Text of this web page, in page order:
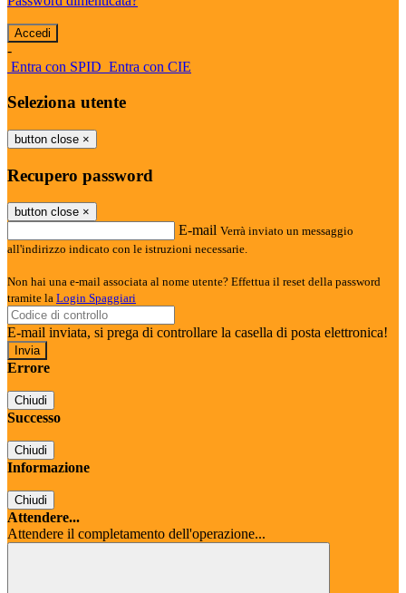
-
Entra con SPID Entra con CIE
Seleziona utente
button close ×
Recupero password
button close ×
E-mail Verrà inviato un messaggio
all'indirizzo indicato con le istruzioni necessarie.
Non hai una e-mail associata al nome utente? Effettua il reset della password
tramite la Login Spaggiari
E-mail inviata, si prega di controllare la casella di posta elettronica!
Errore
Chiudi
Successo
Chiudi
Informazione
Chiudi
Attendere...
Attendere il completamento dell'operazione...